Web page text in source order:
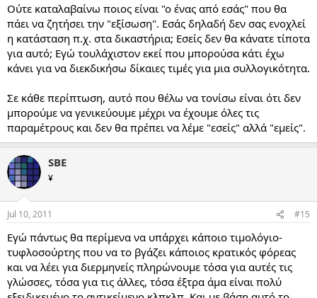
Ούτε καταλαβαίνω ποιος είναι "ο ένας από εσάς" που θα
πάει να ζητήσει την "εξίσωση". Εσάς δηλαδή δεν σας ενοχλεί
η κατάσταση π.χ. στα δικαστήρια; Εσείς δεν θα κάνατε τίποτα
για αυτό; Εγώ τουλάχιστον εκεί που μπορούσα κάτι έχω
κάνει για να διεκδικήσω δίκαιες τιμές για μια συλλογικότητα.
Σε κάθε περίπτωση, αυτό που θέλω να τονίσω είναι ότι δεν
μπορούμε να γενικεύουμε μέχρι να έχουμε όλες τις
παραμέτρους και δεν θα πρέπει να λέμε "εσείς" αλλά "εμείς".
SBE
¥
Jul 10, 2011 #15
Εγώ πάντως θα περίμενα να υπάρχει κάποιο τιμολόγιο-
τυφλοσούρτης που να το βγάζει κάποιος κρατικός φόρεας
και να λέει για διερμηνείς πληρώνουμε τόσα για αυτές τις
γλώσσες, τόσα για τις άλλες, τόσα έξτρα άμα είναι πολύ